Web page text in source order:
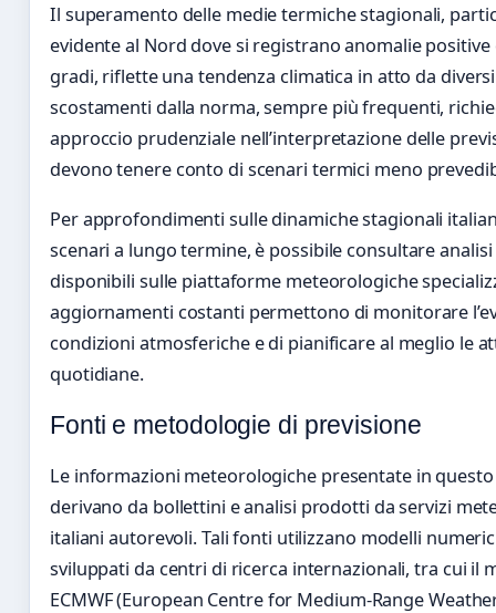
Il superamento delle medie termiche stagionali,
evidente al Nord dove si registrano anomalie positive
gradi, riflette una tendenza climatica in atto da
scostamenti dalla norma, sempre più frequenti,
approccio prudenziale nell’interpretazione delle
devono tenere conto di scenari termici meno
Per approfondimenti sulle dinamiche stagionali
scenari a lungo termine, è possibile consultare
disponibili sulle piattaforme meteorologiche
aggiornamenti costanti permettono di monitorare
condizioni atmosferiche e di pianificare al meglio le
quotidiane.
Fonti e metodologie di previsione
Le informazioni meteorologiche presentate in
derivano da bollettini e analisi prodotti da servizi
italiani autorevoli. Tali fonti utilizzano modelli
sviluppati da centri di ricerca internazionali, tra cui il
ECMWF (European Centre for Medium-Range